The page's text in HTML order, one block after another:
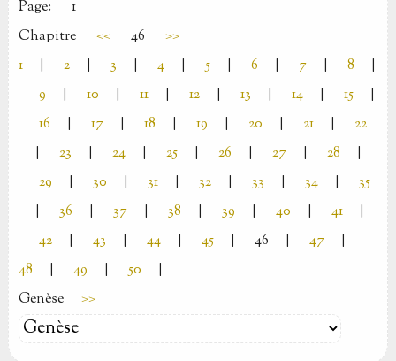
Page:
1
Chapitre
<< 46
>>
1
2 3 4 5 6 7 8
9
10 11 12 13 14 15
16
17 18 19 20 21
22
23 24 25 26 27 28
29
30 31 32 33 34
35
36 37 38 39 40 41
42
43 44 45 46 47
48
49 50
Genèse
>>